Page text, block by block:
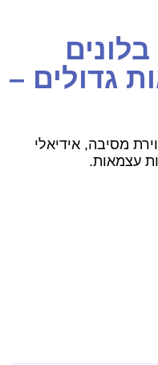
גדולים –
מסיבה, אידיאלי
עצמאות.